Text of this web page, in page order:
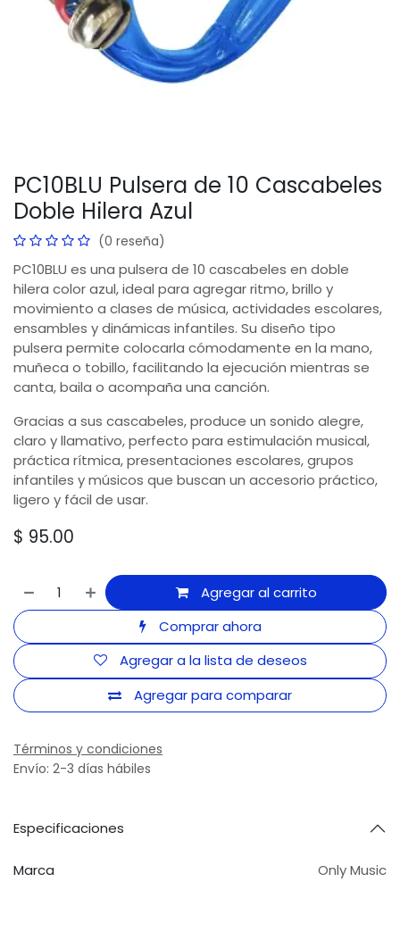
PC10BLU Pulsera de 10 Cascabeles
Doble Hilera Azul
(0 reseña)
PC10BLU es una pulsera de 10 cascabeles en doble
hilera color azul, ideal para agregar ritmo, brillo y
movimiento a clases de música, actividades escolares,
ensambles y dinámicas infantiles. Su diseño tipo
pulsera permite colocarla cómodamente en la mano,
muñeca o tobillo, facilitando la ejecución mientras se
canta, baila o acompaña una canción.
Gracias a sus cascabeles, produce un sonido alegre,
claro y llamativo, perfecto para estimulación musical,
práctica rítmica, presentaciones escolares, grupos
infantiles y músicos que buscan un accesorio práctico,
ligero y fácil de usar.
$ 95.00
Agregar al carrito
Comprar ahora
Agregar para comparar
Agregar a la lista de deseos
Términos y condiciones
Envío: 2-3 días hábiles
Especificaciones
Marca Only Music